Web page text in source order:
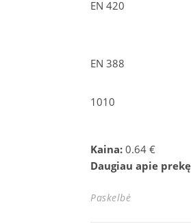
EN 420
EN 388
1010
Kaina: 0.64 €
Daugiau apie
Paskelbė